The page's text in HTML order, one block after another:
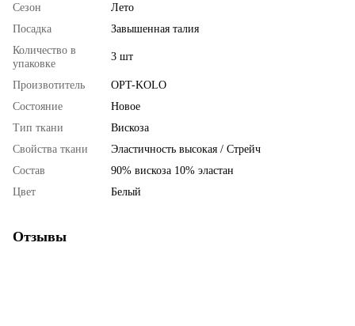
Сезон
Лето
Посадка
Завышенная талия
Количество в
упаковке
3 шт
Произвотитель
OPT-KOLO
Состояние
Новое
Тип ткани
Вискоза
Свойства ткани
Эластичность высокая / Стрейч
Состав
90% вискоза 10% эластан
Цвет
Белый
Отзывы